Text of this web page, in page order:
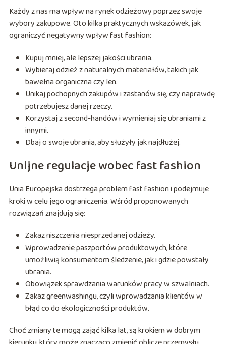
Każdy z nas ma wpływ na rynek odzieżowy poprzez swoje
wybory zakupowe. Oto kilka praktycznych wskazówek, jak
ograniczyć negatywny wpływ fast fashion:
Kupuj mniej, ale lepszej jakości ubrania.
Wybieraj odzież z naturalnych materiałów, takich jak
bawełna organiczna czy len.
Unikaj pochopnych zakupów i zastanów się, czy naprawdę
potrzebujesz danej rzeczy.
Korzystaj z second-handów i wymieniaj się ubraniami z
innymi.
Dbaj o swoje ubrania, aby służyły jak najdłużej.
Unijne regulacje wobec fast fashion
Unia Europejska dostrzega problem fast fashion i podejmuje
kroki w celu jego ograniczenia. Wśród proponowanych
rozwiązań znajdują się:
Zakaz niszczenia niesprzedanej odzieży.
Wprowadzenie paszportów produktowych, które
umożliwią konsumentom śledzenie, jak i gdzie powstały
ubrania.
Obowiązek sprawdzania warunków pracy w szwalniach.
Zakaz greenwashingu, czyli wprowadzania klientów w
błąd co do ekologiczności produktów.
Choć zmiany te mogą zająć kilka lat, są krokiem w dobrym